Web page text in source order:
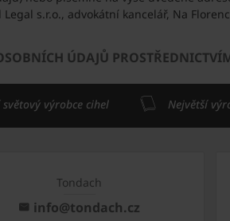
s.r.o., advokátní kancelář, Na
ÚDAJŮ
výrobce cihel Největší
Tondach
info@tondach.cz